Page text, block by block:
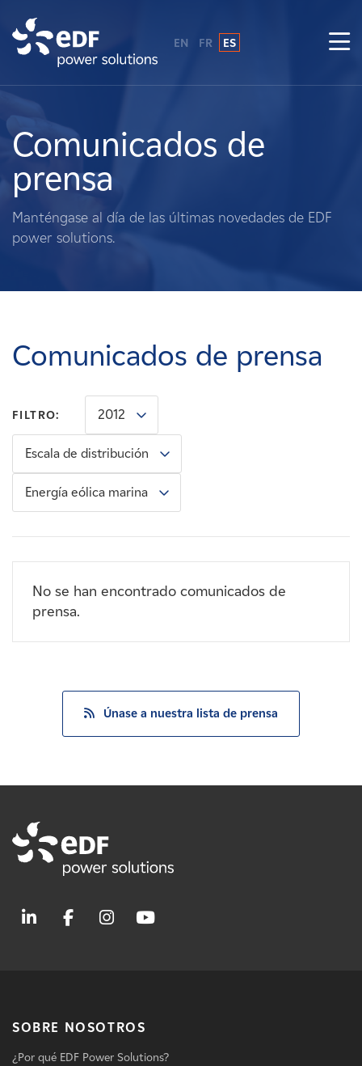
Sobre nosotros
Qué hacemos
Terratenientes
Carreras
Noticias
Contacte con
Afiliados
EN FR ES
Comunicados de
prensa
Manténgase al día de las últimas novedades de EDF
power solutions.
Comunicados de prensa
FILTRO: 2012
Escala de distribución
Energía eólica marina
No se han encontrado comunicados de
prensa.
Únase a nuestra lista de prensa
SOBRE NOSOTROS
¿Por qué EDF Power Solutions?